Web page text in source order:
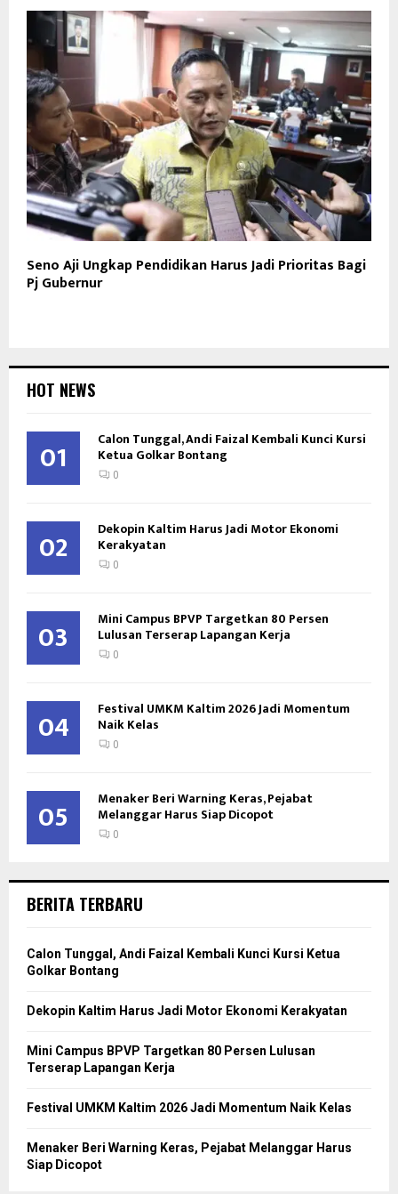
Seno Aji Ungkap Pendidikan Harus Jadi Prioritas Bagi
Pj Gubernur
HOT NEWS
01 Calon Tunggal, Andi Faizal Kembali Kunci Kursi
Ketua Golkar Bontang
0
02 Dekopin Kaltim Harus Jadi Motor Ekonomi
Kerakyatan
0
03 Mini Campus BPVP Targetkan 80 Persen
Lulusan Terserap Lapangan Kerja
0
04 Festival UMKM Kaltim 2026 Jadi Momentum
Naik Kelas
0
05 Menaker Beri Warning Keras, Pejabat
Melanggar Harus Siap Dicopot
0
BERITA TERBARU
Calon Tunggal, Andi Faizal Kembali Kunci Kursi Ketua
Golkar Bontang
Dekopin Kaltim Harus Jadi Motor Ekonomi Kerakyatan
Mini Campus BPVP Targetkan 80 Persen Lulusan
Terserap Lapangan Kerja
Festival UMKM Kaltim 2026 Jadi Momentum Naik Kelas
Menaker Beri Warning Keras, Pejabat Melanggar Harus
Siap Dicopot